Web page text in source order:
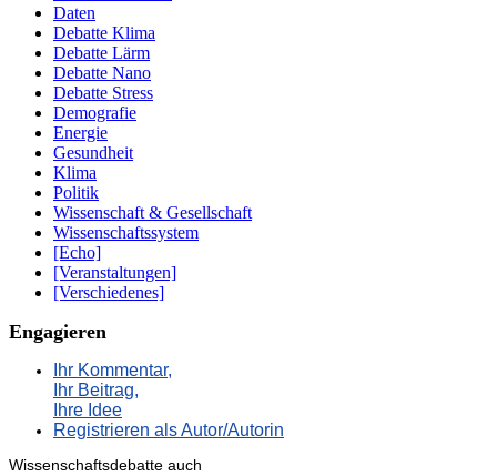
Daten
Debatte Klima
Debatte Lärm
Debatte Nano
Debatte Stress
Demografie
Energie
Gesundheit
Klima
Politik
Wissenschaft & Gesellschaft
Wissenschaftssystem
[Echo]
[Veranstaltungen]
[Verschiedenes]
Engagieren
Ihr Kommentar,
Ihr Beitrag,
Ihre Idee
Registrieren als Autor/Autorin
Wissenschaftsdebatte auch